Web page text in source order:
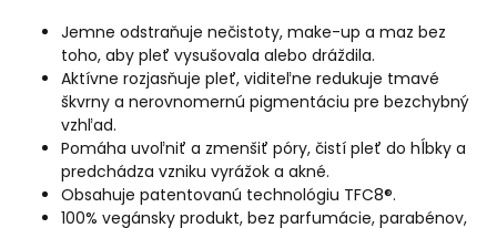
Jemne odstraňuje nečistoty, make-up a maz bez
toho, aby pleť vysušovala alebo dráždila.
Aktívne rozjasňuje pleť, viditeľne redukuje tmavé
škvrny a nerovnomernú pigmentáciu pre bezchybný
vzhľad.
Pomáha uvoľniť a zmenšiť póry, čistí pleť do hĺbky a
predchádza vzniku vyrážok a akné.
Obsahuje patentovanú technológiu TFC8®.
100% vegánsky produkt, bez parfumácie, parabénov,